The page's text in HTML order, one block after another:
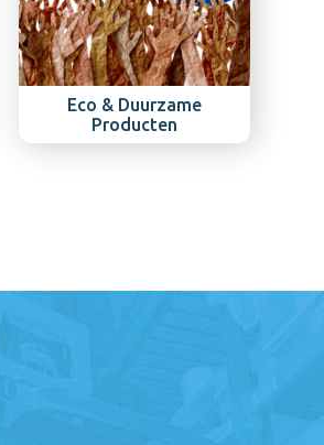
Eco & Duurzame
Producten